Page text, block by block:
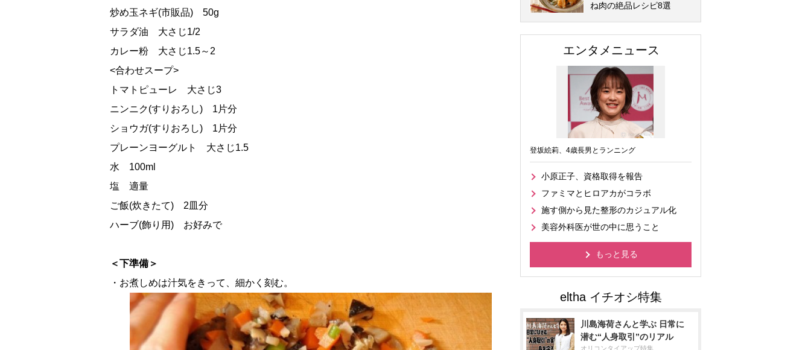
炒め玉ネギ(市販品) 50g
サラダ油 大さじ1/2
カレー粉 大さじ1.5～2
<合わせスープ>
トマトピューレ 大さじ3
ニンニク(すりおろし) 1片分
ショウガ(すりおろし) 1片分
プレーンヨーグルト 大さじ1.5
水 100ml
塩 適量
ご飯(炊きたて) 2皿分
ハーブ(飾り用) お好みで
＜下準備＞
・お煮しめは汁気をきって、細かく刻む。
ね肉の絶品レシピ8選
エンタメニュース
登坂絵莉、4歳長男とランニング
小原正子、資格取得を報告
ファミマとヒロアカがコラボ
施す側から見た整形のカジュアル化
美容外科医が世の中に思うこと
もっと見る
川島海荷さんと学ぶ 日常に
潜む“人身取引”のリアル
オリコンタイアップ特集